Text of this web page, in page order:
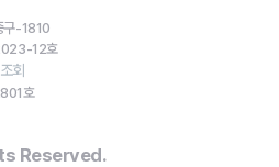
구-1810
12호
회
호
Reserved.